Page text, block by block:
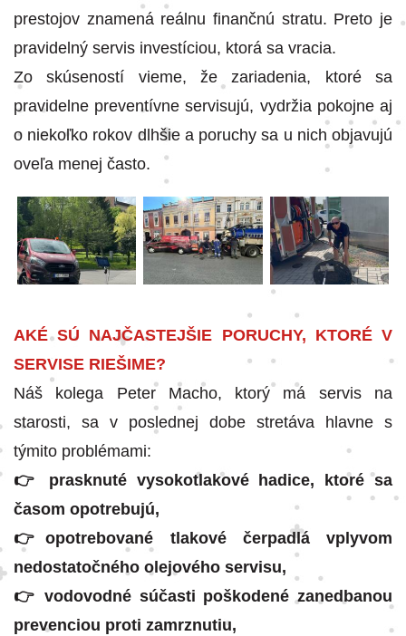
prestojov znamená reálnu finančnú stratu. Preto je
pravidelný servis investíciou, ktorá sa vracia.
Zo skúseností vieme, že zariadenia, ktoré sa
pravidelne preventívne servisujú, vydržia pokojne aj
o niekoľko rokov dlhšie a poruchy sa u nich objavujú
oveľa menej často.
AKÉ SÚ NAJČASTEJŠIE PORUCHY, KTORÉ V
SERVISE RIEŠIME?
Náš kolega Peter Macho, ktorý má servis na
starosti, sa v poslednej dobe stretáva hlavne s
týmito problémami:
👉 prasknuté vysokotlakové hadice, ktoré sa
časom opotrebujú,
👉opotrebované tlakové čerpadlá vplyvom
nedostatočného olejového servisu,
👉 vodovodné súčasti poškodené zanedbanou
prevenciou proti zamrznutiu,